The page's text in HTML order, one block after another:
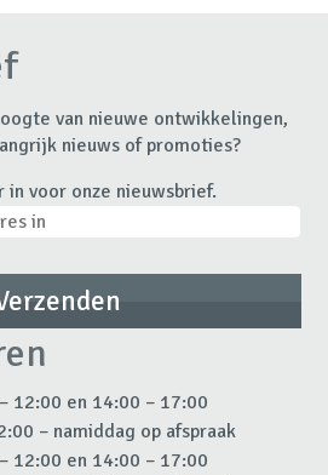
van nieuwe ontwikkelingen,
nieuws of promoties?
in voor onze nieuwsbrief.
12:00 en 14:00 – 17:00
– namiddag op afspraak
12:00 en 14:00 – 17:00